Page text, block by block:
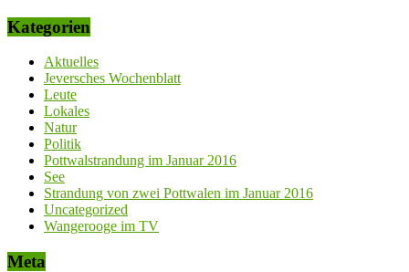
Kategorien
Aktuelles
Jeversches Wochenblatt
Leute
Lokales
Natur
Politik
Pottwalstrandung im Januar 2016
See
Strandung von zwei Pottwalen im Januar 2016
Uncategorized
Wangerooge im TV
Meta